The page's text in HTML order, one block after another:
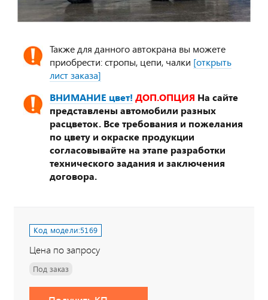
Также для данного автокрана вы можете
приобрести: стропы, цепи, чалки [открыть
лист заказа]
ВНИМАНИЕ цвет! ДОП.ОПЦИЯ На сайте
представлены автомобили разных
расцветок. Все требования и пожелания
по цвету и окраске продукции
согласовывайте на этапе разработки
технического задания и заключения
договора.
Код модели:5169
Цена по запросу
Под заказ